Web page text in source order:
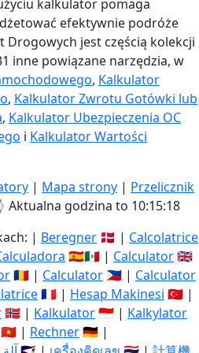
kalkulator pomaga
efektywnie podróże
Drogowych jest częścią kolekcji
inne powiązane narzędzia, w
, Kalkulator
, Kalkulator Zwrotu Gotówki lub
, Kalkulator Ubezpieczenia OC
i Kalkulator Wartości
| Mapa strony | Przelicznik
Aktualna godzina to 10:15:19
| Beregner 🇩🇰 | Calcolatrice
🇪🇸🇲🇽 | Calculator🇬🇧
🇷🇴 | Calculator 🇵🇭 | Calculator
🇫🇷 | Hesap Makinesi 🇹🇷 |
🇳🇴 | Kalkulator🇮🇩 | Kalkylator
🇻🇳 | Rechner🇩🇪 |